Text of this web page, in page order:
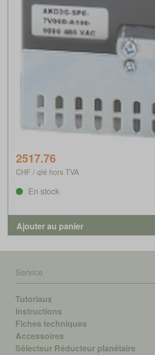
2517.76
CHF / qté hors TVA
En stock
Service
Tutoriaux
Instructions
Fiches techniques
Accessoires
Sélecteur Réducteur planétaire